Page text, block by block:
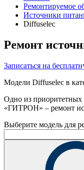
Ремонтируемое
Источники
Diffuselec
Ремонт
Записаться на
Модели Diffuselec в
Одно из
«ГИТРОН» – ремонт
Выберите модель для